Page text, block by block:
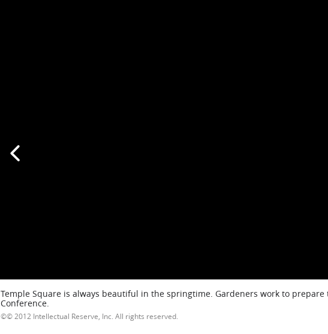
Temple Square is always beautiful in the springtime. Gardeners work to
Conference.
© 2012 Intellectual Reserve, Inc. All rights reserved.